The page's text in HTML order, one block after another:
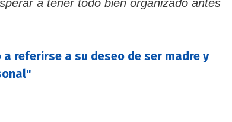
a tener todo bien organizado antes
a referirse a su deseo de ser madre y